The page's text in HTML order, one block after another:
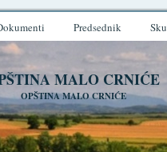
Predsednik
MALO CRNIĆE
OPŠTINA MALO CRNIĆE